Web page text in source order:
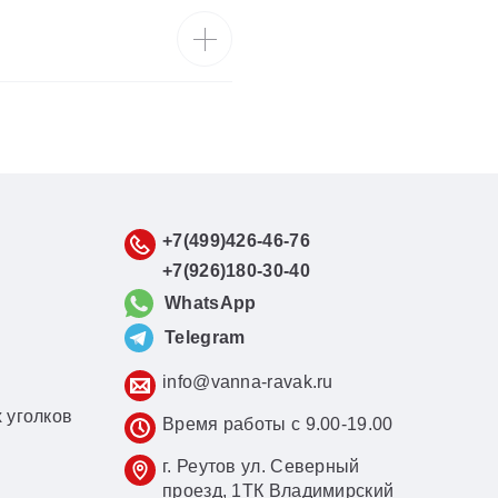
+7(499)426-46-76
+7(926)180-30-40
WhatsApp
Telegram
info@vanna-ravak.ru
Время работы с 9.00-19.00
г. Реутов ул. Северный
проезд, 1ТК Владимирский